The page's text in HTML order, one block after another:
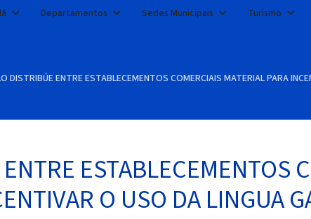
Departamentos Sedes Municipais Turismo
DISTRIBÚE ENTRE ESTABLECEMENTOS COMERCIAIS MATERIAL PARA
ESTABLECEMENTOS
O USO DA LINGUA